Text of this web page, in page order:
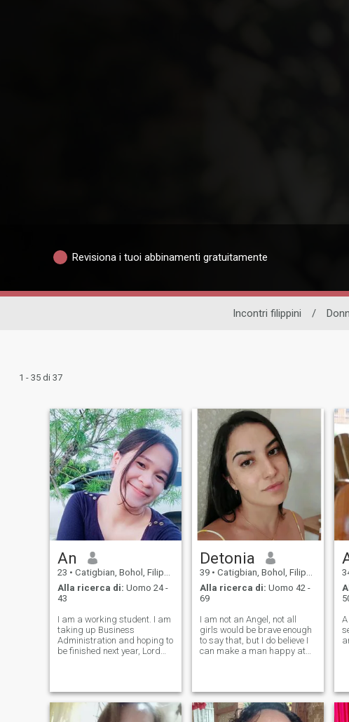
Revisiona i tuoi abbinamenti gratuitamente
Incontri filippini /
1 - 35 di 37
An
23 • Catigbian, Bohol, Filippine
Alla ricerca di: Uomo 24 -
43
I am a working student. I am
taking up Business
Administration and hoping to
be finished next year, Lord
morning everyday is a new
blessing and life is short so
just be
Detonia
39 • Catigbian, Bohol, Filippine
Alla ricerca di: Uomo 42 -
69
I am not an Angel, not all
girls would be brave enough
to say that, but I do believe I
can make a man happy at
we cook together or walk
together, lots of kisses are
included.